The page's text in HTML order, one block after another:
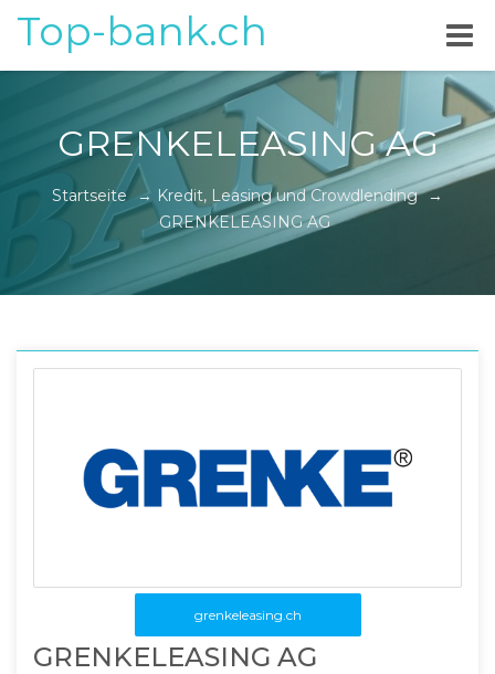
Top-bank.ch
GRENKELEASING AG
Startseite → Kredit, Leasing und Crowdlending →
GRENKELEASING AG
grenkeleasing.ch
GRENKELEASING AG